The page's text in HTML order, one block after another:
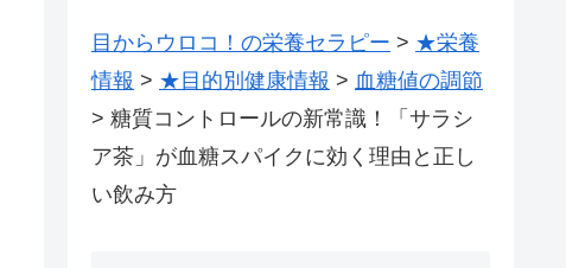
目からウロコ！の栄養セラピー > ★栄養
情報 > ★目的別健康情報 > 血糖値の調節
> 糖質コントロールの新常識！「サラシ
ア茶」が血糖スパイクに効く理由と正し
い飲み方